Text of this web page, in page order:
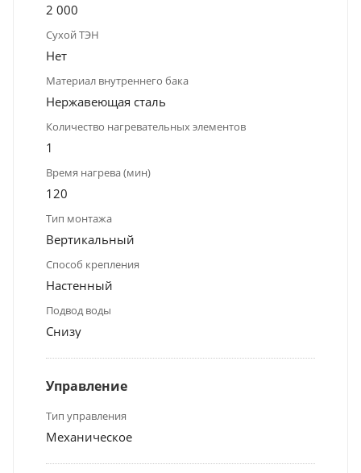
2 000
Сухой ТЭН
Нет
Материал внутреннего бака
Нержавеющая сталь
Количество нагревательных элементов
1
Время нагрева (мин)
120
Тип монтажа
Вертикальный
Способ крепления
Настенный
Подвод воды
Снизу
Управление
Тип управления
Механическое